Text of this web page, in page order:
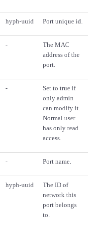
hyph-uuid Port unique id.
-
The MAC
address of the
port.
-
Set to true if
only admin
can modify it.
Normal user
has only read
access.
- Port name.
hyph-uuid
The ID of
network this
port belongs
to.